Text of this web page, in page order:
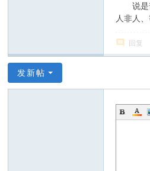
说是普
人非人
回复
发新帖